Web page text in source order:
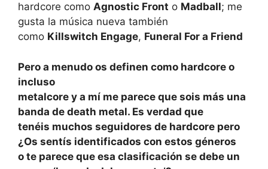
hardcore como Agnostic Front o Madball; me
gusta la música nueva también
como Killswitch Engage, Funeral For a Friend
Pero a menudo os definen como hardcore o
incluso
metalcore y a mí me parece que sois más una
banda de death metal. Es verdad que
tenéis muchos seguidores de hardcore pero
¿Os sentís identificados con estos géneros
o te parece que esa clasificación se debe un